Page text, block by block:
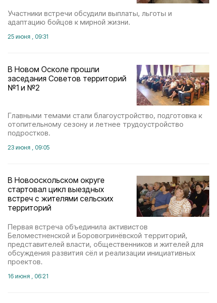
Участники встречи обсудили выплаты, льготы и
адаптацию бойцов к мирной жизни.
25 июня , 09:31
В Новом Осколе прошли
заседания Советов территорий
№1 и №2
Главными темами стали благоустройство, подготовка к
отопительному сезону и летнее трудоустройство
подростков.
23 июня , 09:05
В Новооскольском округе
стартовал цикл выездных
встреч с жителями сельских
территорий
Первая встреча объединила активистов
Беломестненской и Боровогринёвской территорий,
представителей власти, общественников и жителей для
обсуждения развития сёл и реализации инициативных
проектов.
16 июня , 06:21